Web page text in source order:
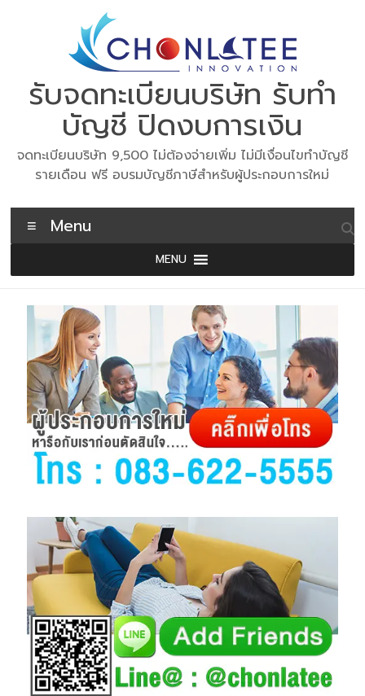
รับจดทะเบียนบริษัท รับทำ
บัญชี ปิดงบการเงิน
จดทะเบียนบริษัท 9,500 ไม่ต้องจ่ายเพิ่ม ไม่มีเงื่อนไขทำบัญชี
รายเดือน ฟรี อบรมบัญชีภาษีสำหรับผู้ประกอบการใหม่
Menu
MENU